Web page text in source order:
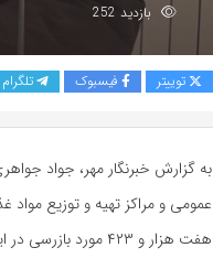
بازدید 252
توییتر فیسبوک تلگرام
به گزارش خبرنگار مهر، جواد
هفت هزار و ۴۲۳ مورد بازرسی در این حوزه انجام شده است.